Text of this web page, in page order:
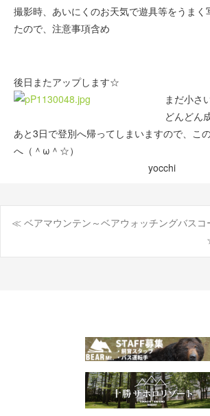
撮影時、あいにくのお天気で遊具等をうまく
たので、注意事項含め
後日またアップします☆
まだ小さ
どんどん
あと3日で登別へ帰ってしまいますので、こ
へ（＾ω＾☆）
yocchi
投
≪ ベアマウンテン～ベアウォッチングバスコ